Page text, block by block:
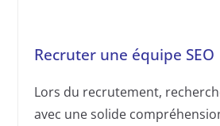
Recruter une équipe SEO
Lors du recrutement,
avec une solide